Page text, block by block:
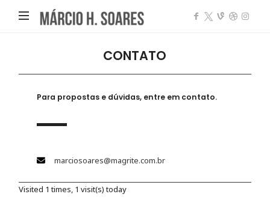
Márcio
Soares
CONTATO
Para propostas e dúvidas, entre em contato.
marciosoares@magrite.com.br
Visited 1 times, 1 visit(s) today